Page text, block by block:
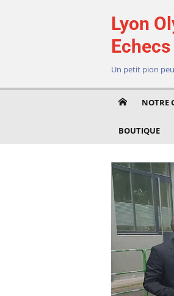
Lyon
Echecs
Un petit pion
NOTRE
BOUTIQUE